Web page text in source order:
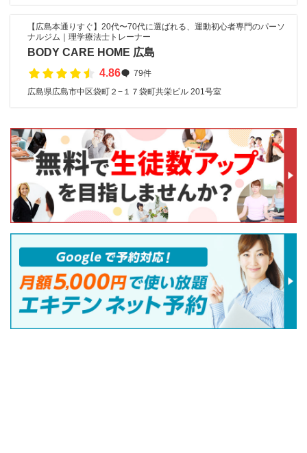
【広島本通りすぐ】20代〜70代に選ばれる、運動初心者専門のパーソ
ナルジム｜理学療法士トレーナー
BODY CARE HOME 広島
4.86
79件
広島県広島市中区袋町２−１７袋町共栄ビル 201号室